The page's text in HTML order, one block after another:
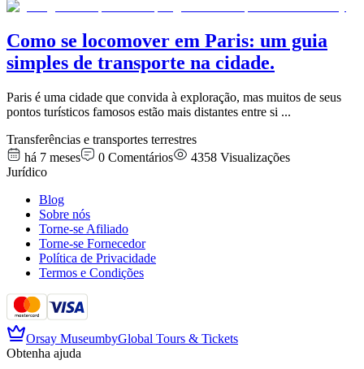
Como se locomover em Paris: um guia
simples de transporte na cidade.
Paris é uma cidade que convida à exploração, mas muitos de seus
pontos turísticos famosos estão mais distantes entre si ...
Transferências e transportes terrestres
há 7 meses
0 Comentários 4358 Visualizações
Jurídico
Blog
Sobre nós
Torne-se Afiliado
Torne-se Fornecedor
Política de Privacidade
Termos e Condições
Orsay MuseumbyGlobal Tours & Tickets
Obtenha ajuda